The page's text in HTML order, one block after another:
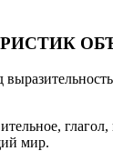
мир.